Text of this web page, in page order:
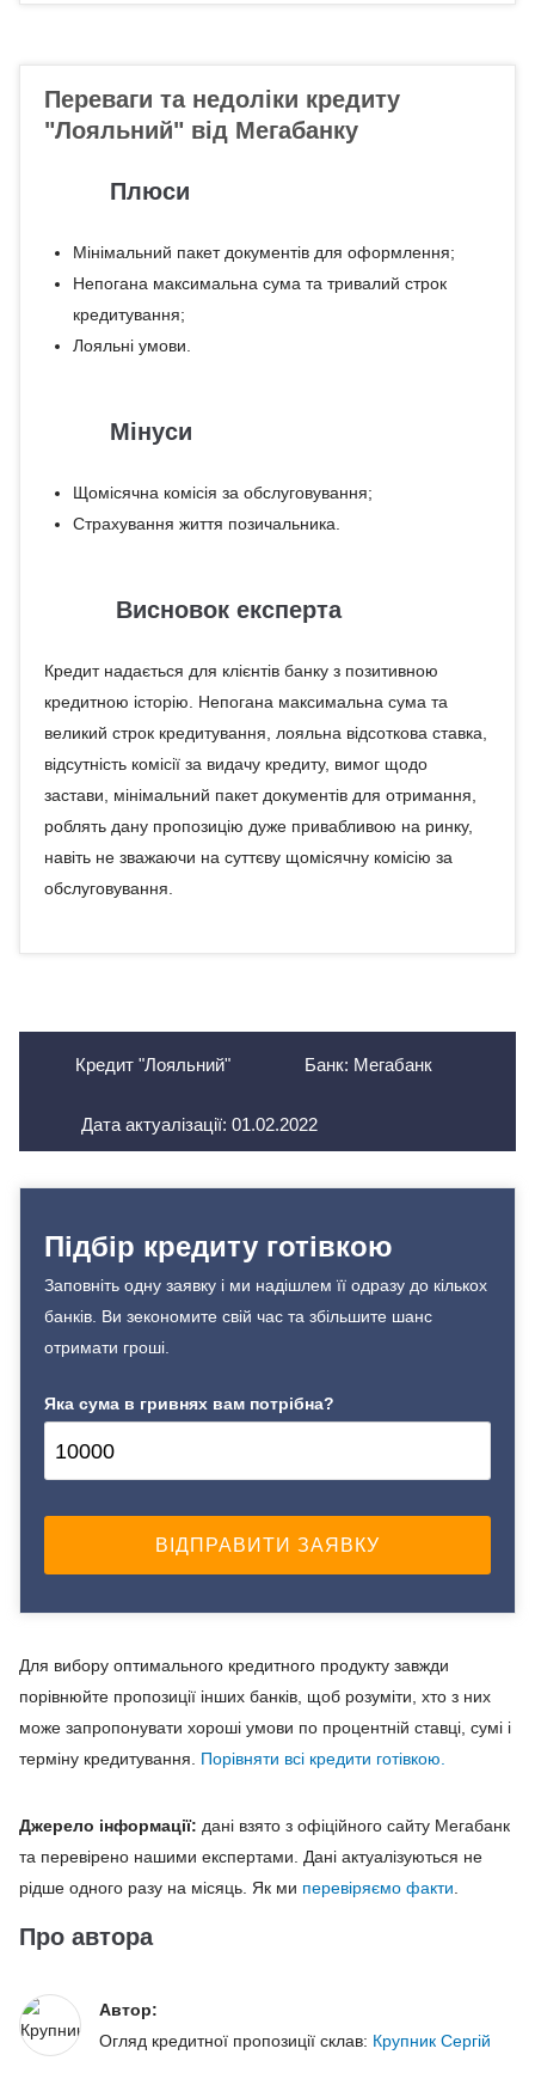
Переваги та недоліки кредиту
"Лояльний" від Мегабанку
Плюси
Мінімальний пакет документів для оформлення;
Непогана максимальна сума та тривалий строк
кредитування;
Лояльні умови.
Мінуси
Щомісячна комісія за обслуговування;
Страхування життя позичальника.
Висновок експерта
Кредит надається для клієнтів банку з позитивною
кредитною історію. Непогана максимальна сума та
великий строк кредитування, лояльна відсоткова ставка,
відсутність комісії за видачу кредиту, вимог щодо
застави, мінімальний пакет документів для отримання,
роблять дану пропозицію дуже привабливою на ринку,
навіть не зважаючи на суттєву щомісячну комісію за
обслуговування.
Кредит "Лояльний" Банк: Мегабанк
Дата актуалізації: 01.02.2022
Підбір кредиту готівкою
Заповніть одну заявку і ми надішлем її одразу до кількох
банків. Ви зекономите свій час та збільшите шанс
отримати гроші.
Яка сума в гривнях вам потрібна?
Для вибору оптимального кредитного продукту завжди
порівнюйте пропозиції інших банків, щоб розуміти, хто з них
може запропонувати хороші умови по процентній ставці, сумі і
терміну кредитування. Порівняти всі кредити готівкою.
Джерело інформації: дані взято з офіційного сайту Мегабанк
та перевірено нашими експертами. Дані актуалізуються не
рідше одного разу на місяць. Як ми перевіряємо факти
Про автора
Автор:
Огляд кредитної пропозиції склав: Крупник Сергій